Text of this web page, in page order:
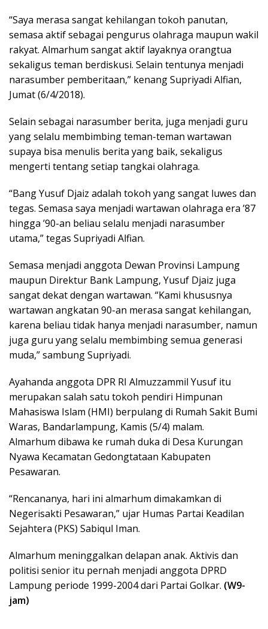
“Saya merasa sangat kehilangan tokoh panutan,
semasa aktif sebagai pengurus olahraga maupun wakil
rakyat. Almarhum sangat aktif layaknya orangtua
sekaligus teman berdiskusi. Selain tentunya menjadi
narasumber pemberitaan,” kenang Supriyadi Alfian,
Jumat (6/4/2018).
Selain sebagai narasumber berita, juga menjadi guru
yang selalu membimbing teman-teman wartawan
supaya bisa menulis berita yang baik, sekaligus
mengerti tentang setiap tangkai olahraga.
“Bang Yusuf Djaiz adalah tokoh yang sangat luwes dan
tegas. Semasa saya menjadi wartawan olahraga era ’87
hingga ’90-an beliau selalu menjadi narasumber
utama,” tegas Supriyadi Alfian.
Semasa menjadi anggota Dewan Provinsi Lampung
maupun Direktur Bank Lampung, Yusuf Djaiz juga
sangat dekat dengan wartawan. “Kami khususnya
wartawan angkatan 90-an merasa sangat kehilangan,
karena beliau tidak hanya menjadi narasumber, namun
juga guru yang selalu membimbing semua generasi
muda,” sambung Supriyadi.
Ayahanda anggota DPR RI Almuzzammil Yusuf itu
merupakan salah satu tokoh pendiri Himpunan
Mahasiswa Islam (HMI) berpulang di Rumah Sakit Bumi
Waras, Bandarlampung, Kamis (5/4) malam.
Almarhum dibawa ke rumah duka di Desa Kurungan
Nyawa Kecamatan Gedongtataan Kabupaten
Pesawaran.
“Rencananya, hari ini almarhum dimakamkan di
Negerisakti Pesawaran,” ujar Humas Partai Keadilan
Sejahtera (PKS) Sabiqul Iman.
Almarhum meninggalkan delapan anak. Aktivis dan
politisi senior itu pernah menjadi anggota DPRD
Lampung periode 1999-2004 dari Partai Golkar. (W9-
jam)